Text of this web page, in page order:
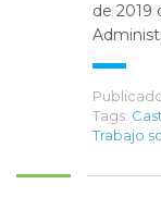
de 2019
Tags:
Trabajo